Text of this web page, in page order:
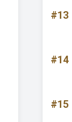
#13
#14
#15